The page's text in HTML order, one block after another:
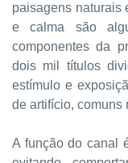
paisagens naturais
e calma são
componentes da
dois mil títulos
estímulo e
de artifício, comuns
A função do canal